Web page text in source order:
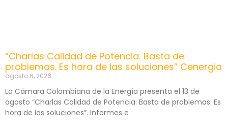
“Charlas Calidad de Potencia: Basta de
problemas. Es hora de las soluciones” Cenergia
agosto 6, 2026
La Cámara Colombiana de la Energía presenta el 13 de
agosto “Charlas Calidad de Potencia: Basta de problemas. Es
hora de las soluciones”. Informes e